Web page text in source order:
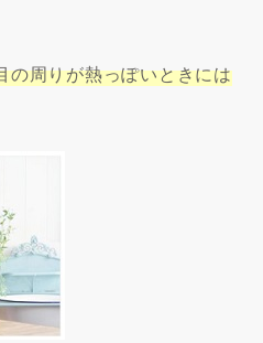
の周りが熱っぽいときには